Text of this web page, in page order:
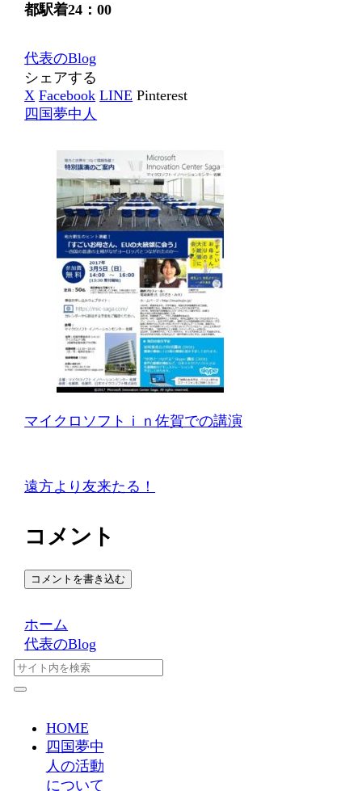
都駅着24：00
代表のBlog
シェアする
X Facebook LINE Pinterest
四国夢中人
マイクロソフトｉｎ佐賀での講演
遠方より友来たる！
コメント
コメントを書き込む
ホーム
代表のBlog
HOME
四国夢中
人の活動
について